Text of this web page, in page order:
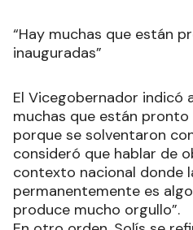
“Hay muchas que están
inauguradas”
El Vicegobernador indicó
muchas que están pronto
porque se solventaron
consideró que hablar de
contexto nacional donde
permanentemente es
produce mucho orgullo”.